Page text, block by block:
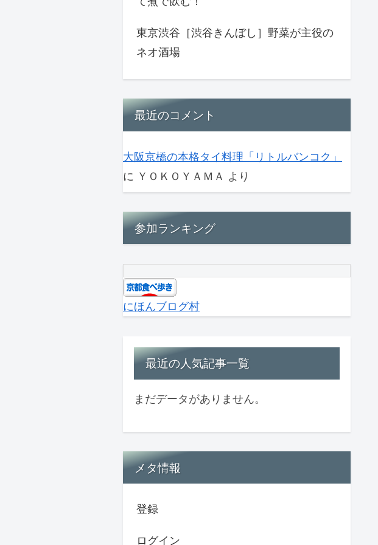
東京渋谷［渋谷きんぼし］野菜が主役の
ネオ酒場
最近のコメント
大阪京橋の本格タイ料理「リトルバンコク」
に ＹＯＫＯＹＡＭＡ より
参加ランキング
にほんブログ村
最近の人気記事一覧
まだデータがありません。
メタ情報
登録
ログイン